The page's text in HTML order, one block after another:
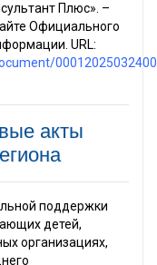
Плюс». –
Официального
URL:
акты
поддержки
детей,
организациях,